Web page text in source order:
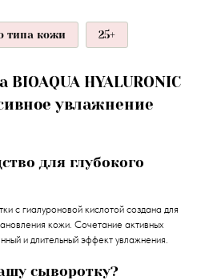
типа кожи 25+
HYALURONIC
увлажнение
для глубокого
с гиалуроновой кислотой создана для
кожи. Сочетание активных
и длительный эффект увлажнения.
сыворотку?